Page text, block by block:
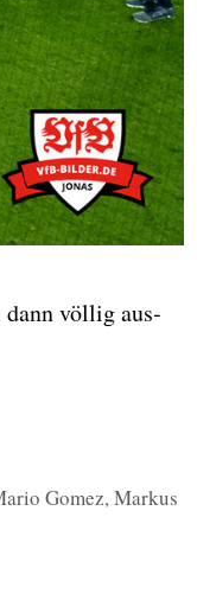
dann völ­lig aus­
Gomez,Markus